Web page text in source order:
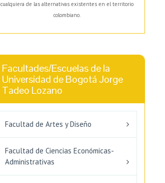
cualquiera de las alternativas existentes en el territorio
colombiano.
Facultades/Escuelas de la
Universidad de Bogotá Jorge
Tadeo Lozano
Facultad de Artes y Diseño
Facultad de Ciencias Económicas-
Administrativas